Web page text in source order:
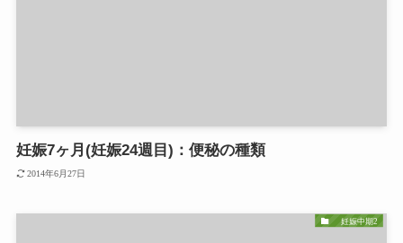
妊娠7ヶ月(妊娠24週目)：便秘の種類
2014年6月27日
妊娠中期2